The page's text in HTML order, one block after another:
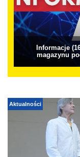
Informacje
magazynu
Aktualności